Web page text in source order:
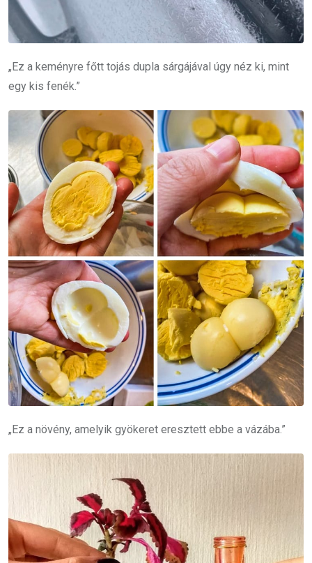
„Ez a keményre főtt tojás dupla sárgájával úgy néz ki, mint
egy kis fenék.”
„Ez a növény, amelyik gyökeret eresztett ebbe a vázába.”